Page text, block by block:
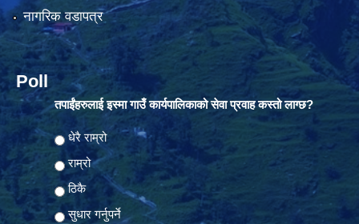
नागरिक वडापत्र
Poll
तपाईंहरुलाई इस्मा गाउँ कार्यपालिकाको सेवा प्रवाह कस्तो लाग्छ?
Choices
धेरै राम्रो
राम्रो
ठिकै
सुधार गर्नुपर्ने